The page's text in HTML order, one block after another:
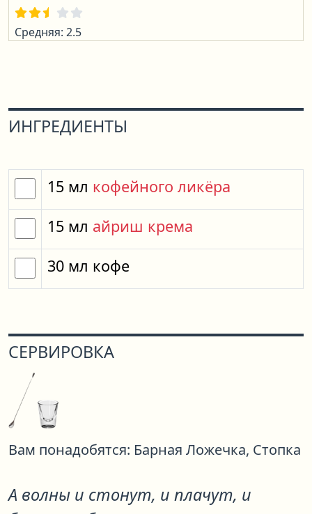
Средняя: 2.5
ИНГРЕДИЕНТЫ
15 мл кофейного ликёра
15 мл айриш крема
30 мл кофе
СЕРВИРОВКА
Вам понадобятся: Барная Ложечка, Стопка
А волны и стонут, и плачут, и